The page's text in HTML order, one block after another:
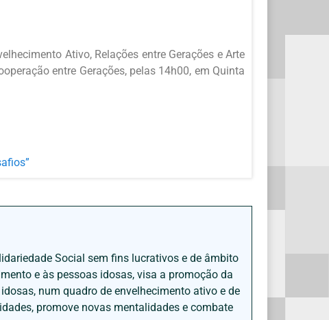
Ativo, Relações entre Gerações e Arte
entre Gerações, pelas 14h00, em Quinta
Social sem fins lucrativos e de âmbito
e às pessoas idosas, visa a promoção da
num quadro de envelhecimento ativo e de
promove novas mentalidades e combate